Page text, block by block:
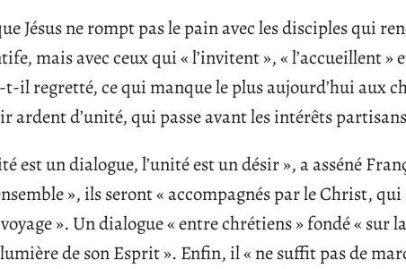
Jésus ne rompt pas le pain avec les disciples qui
mais avec ceux qui « l’invitent », « l’accueillent »
t-il regretté, ce qui manque le plus aujourd’hui aux
ardent d’unité, qui passe avant les intérêts
est un dialogue, l’unité est un désir », a asséné
», ils seront « accompagnés par le Christ,
». Un dialogue « entre chrétiens » fondé « sur
de son Esprit ». Enfin, il « ne suffit pas de